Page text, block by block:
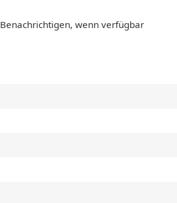
Benachrichtigen, wenn verfügbar